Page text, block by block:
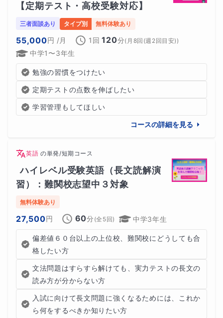
【定期テスト・高校受験対応】
三者面談あり タイプ別 無料体験あり
55,000円 /月 1回 120分( 月8回(週2回目安) )
中学1〜3年生
勉強の習慣をつけたい
定期テストの点数を伸ばしたい
学習管理もしてほしい
コースの詳細を見る
英語 の単発/短期コース
ハイレベル受験英語（長文読解演
習）：難関校志望中３対象
無料体験あり
27,500円 60分 (全 5回) 中学3年生
偏差値６０台以上の上位校、難関校にどうしても合
格したい方
文法問題はすらすら解けても、実力テストの長文の
読み方が分からない方
入試に向けて長文問題に強くなるためには、これか
ら何をするべきか知りたい方